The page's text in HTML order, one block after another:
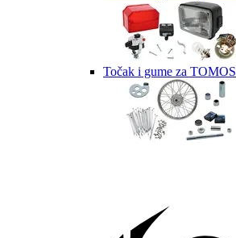
Točak i gume za TOMOS